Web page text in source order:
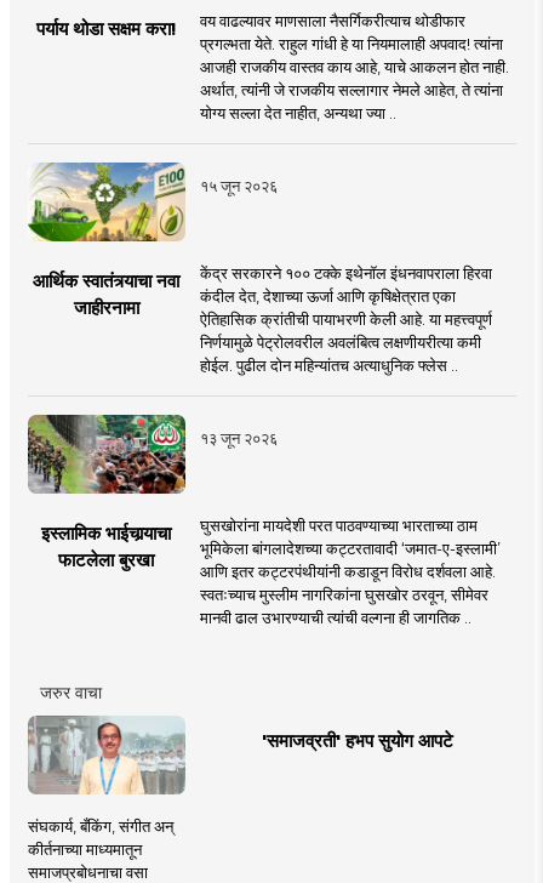
पर्याय थोडा सक्षम करा!
वय वाढल्यावर माणसाला नैसर्गिकरीत्याच थोडीफार
प्रगल्भता येते. राहुल गांधी हे या नियमालाही अपवाद! त्यांना
आजही राजकीय वास्तव काय आहे, याचे आकलन होत नाही.
अर्थात, त्यांनी जे राजकीय सल्लागार नेमले आहेत, ते त्यांना
योग्य सल्ला देत नाहीत, अन्यथा ज्या ..
१५ जून २०२६
आर्थिक स्वातंत्र्याचा नवा
जाहीरनामा
केंद्र सरकारने १०० टक्के इथेनॉल इंधनवापराला हिरवा
कंदील देत, देशाच्या ऊर्जा आणि कृषिक्षेत्रात एका
ऐतिहासिक क्रांतीची पायाभरणी केली आहे. या महत्त्वपूर्ण
निर्णयामुळे पेट्रोलवरील अवलंबित्व लक्षणीयरीत्या कमी
होईल. पुढील दोन महिन्यांतच अत्याधुनिक फ्लेस ..
१३ जून २०२६
इस्लामिक भाईचार्‍याचा
फाटलेला बुरखा
घुसखोरांना मायदेशी परत पाठवण्याच्या भारताच्या ठाम
भूमिकेला बांगलादेशच्या कट्टरतावादी ‘जमात-ए-इस्लामी’
आणि इतर कट्टरपंथीयांनी कडाडून विरोध दर्शवला आहे.
स्वतःच्याच मुस्लीम नागरिकांना घुसखोर ठरवून, सीमेवर
मानवी ढाल उभारण्याची त्यांची वल्गना ही जागतिक ..
जरुर वाचा
'समाजव्रती' हभप सुयोग आपटे
संघकार्य, बँकिंग, संगीत अन्
कीर्तनाच्या माध्यमातून
समाजप्रबोधनाचा वसा